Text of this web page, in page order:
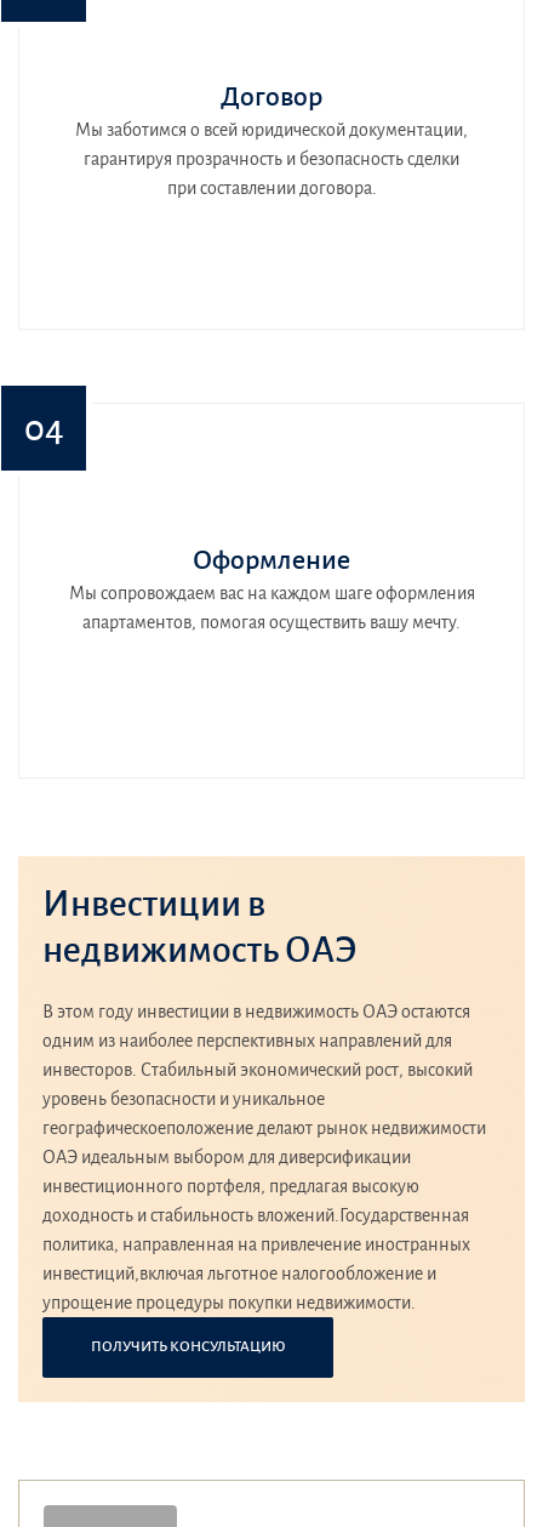
Договор
Мы заботимся о всей юридической документации,
гарантируя прозрачность и безопасность сделки
при составлении договора.
04
Оформление
Мы сопровождаем вас на каждом шаге оформления
апартаментов, помогая осуществить вашу мечту.
Инвестиции в
недвижимость ОАЭ
В этом году инвестиции в недвижимость ОАЭ остаются
одним из наиболее перспективных направлений для
инвесторов. Стабильный экономический рост, высокий
уровень безопасности и уникальное
географическоеположение делают рынок недвижимости
ОАЭ идеальным выбором для диверсификации
инвестиционного портфеля, предлагая высокую
доходность и стабильность вложений.Государственная
политика, направленная на привлечение иностранных
инвестиций,включая льготное налогообложение и
упрощение процедуры покупки недвижимости.
ПОЛУЧИТЬ КОНСУЛЬТАЦИЮ